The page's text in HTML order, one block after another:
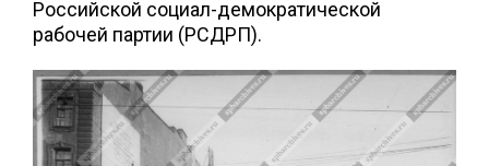
Российской социал-демократической
рабочей партии (РСДРП).